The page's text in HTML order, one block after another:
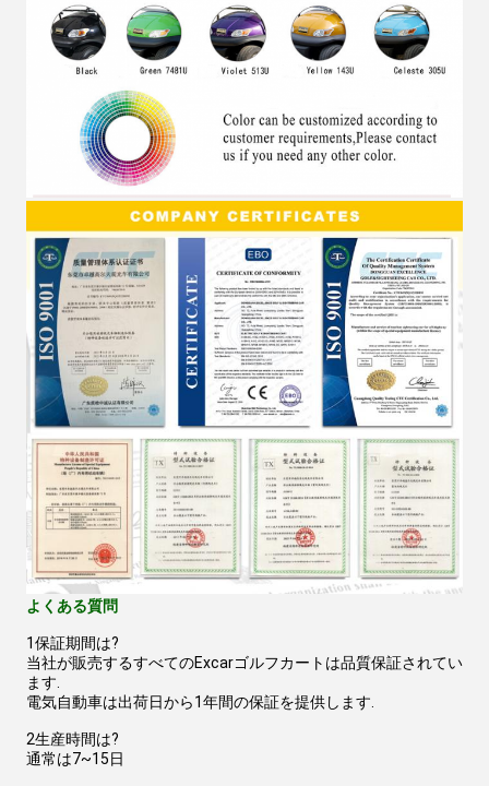
よくある質問
1保証期間は?
当社が販売するすべてのExcarゴルフカートは品質保証されてい
ます.
電気自動車は出荷日から1年間の保証を提供します.
2生産時間は?
通常は7~15日